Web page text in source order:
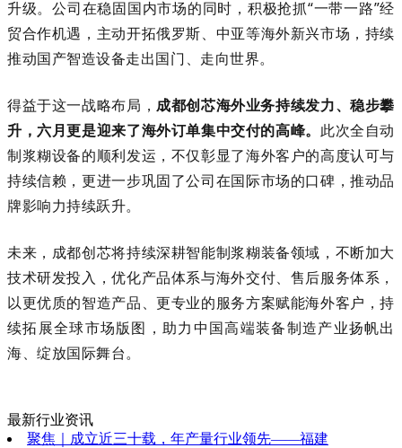
升级。公司在稳固国内市场的同时，积极抢抓“一带一路”经
贸合作机遇，主动开拓俄罗斯、中亚等海外新兴市场，持续
推动国产智造设备走出国门、走向世界。
得益于这一战略布局， 成都创芯海外业务持续发力、稳步攀
升，六月更是迎来了海外订单集中交付的高峰。 此次全自动
制浆糊设备的顺利发运，不仅彰显了海外客户的高度认可与
持续信赖，更进一步巩固了公司在国际市场的口碑，推动品
牌影响力持续跃升。
未来，成都创芯将持续深耕智能制浆糊装备领域，不断加大
技术研发投入，优化产品体系与海外交付、售后服务体系，
以更优质的智造产品、更专业的服务方案赋能海外客户，持
续拓展全球市场版图，助力中国高端装备制造产业扬帆出
海、绽放国际舞台。
最新行业资讯
聚焦｜成立近三十载，年产量行业领先——福建